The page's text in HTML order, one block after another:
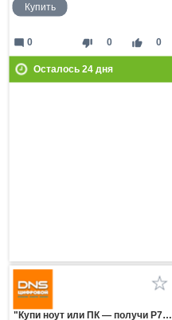
Купить
thumb_down 0 thumb_up 0
mode_comment 0
Осталось 24дня
"Купи ноут или ПК — получи Р7 Офис на 3 месяца за 300 рублей!"